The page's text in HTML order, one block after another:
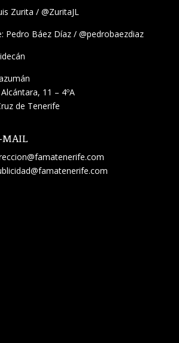
Zurita / @ZuritaJL
Pedro Báez Díaz / @pedrobaezdiaz
11 – 4ºA
de Tenerife
MAIL